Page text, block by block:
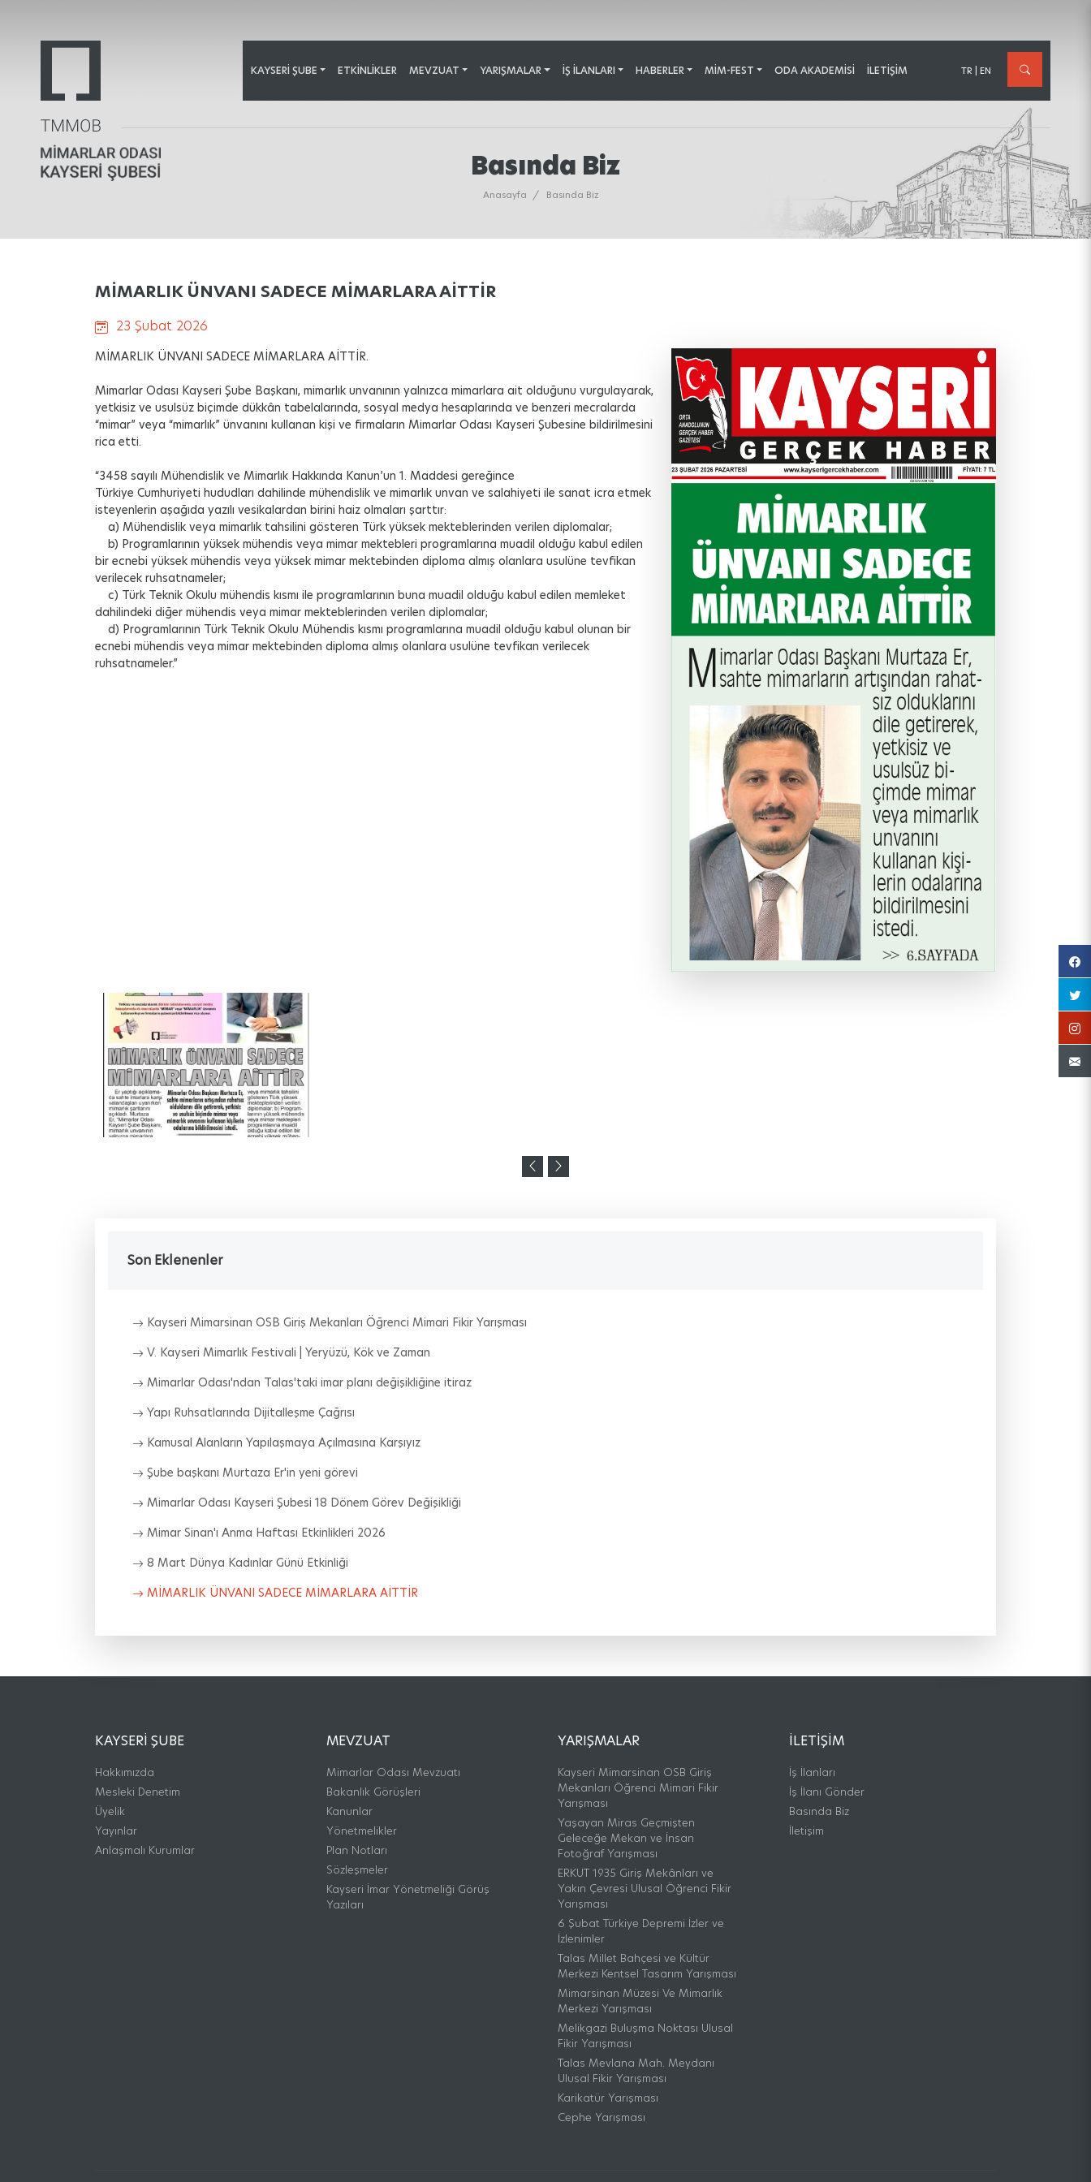
KAYSERI ŞUBE ETKINLIKLER MEVZUAT YARIŞMALAR İŞ İLANLARI HABERLER MİM-FEST ODA AKADEMİSİ İLETIŞIM TR EN
Basında Biz
Anasayfa / Basında Biz
MİMARLIK ÜNVANI SADECE MİMARLARA AİTTİR
23 Şubat 2026
MİMARLIK ÜNVANI SADECE MİMARLARA AİTTİR.
Mimarlar Odası Kayseri Şube Başkanı, mimarlık unvanının yalnızca mimarlara ait olduğunu vurgulayarak,
yetkisiz ve usulsüz biçimde dükkân tabelalarında, sosyal medya hesaplarında ve benzeri mecralarda
“mimar” veya “mimarlık” ünvanını kullanan kişi ve firmaların Mimarlar Odası Kayseri Şubesine bildirilmesini
rica etti.
“3458 sayılı Mühendislik ve Mimarlık Hakkında Kanun’un 1. Maddesi gereğince
Türkiye Cumhuriyeti hududları dahilinde mühendislik ve mimarlık unvan ve salahiyeti ile sanat icra etmek
isteyenlerin aşağıda yazılı vesikalardan birini haiz olmaları şarttır:
a) Mühendislik veya mimarlık tahsilini gösteren Türk yüksek mekteblerinden verilen diplomalar;
b) Programlarının yüksek mühendis veya mimar mektebleri programlarına muadil olduğu kabul edilen
bir ecnebi yüksek mühendis veya yüksek mimar mektebinden diploma almış olanlara usulüne tevfikan
verilecek ruhsatnameler;
c) Türk Teknik Okulu mühendis kısmı ile programlarının buna muadil olduğu kabul edilen memleket
dahilindeki diğer mühendis veya mimar mekteblerinden verilen diplomalar;
d) Programlarının Türk Teknik Okulu Mühendis kısmı programlarına muadil olduğu kabul olunan bir
ecnebi mühendis veya mimar mektebinden diploma almış olanlara usulüne tevfikan verilecek
ruhsatnameler.”
Son Eklenenler
Kayseri Mimarsinan OSB Giriş Mekanları Öğrenci Mimari Fikir Yarışması
V. Kayseri Mimarlık Festivali | Yeryüzü, Kök ve Zaman
Mimarlar Odası'ndan Talas'taki imar planı değişikliğine itiraz
Yapı Ruhsatlarında Dijitalleşme Çağrısı
Kamusal Alanların Yapılaşmaya Açılmasına Karşıyız
Şube başkanı Murtaza Er'in yeni görevi
Mimarlar Odası Kayseri Şubesi 18 Dönem Görev Değişikliği
Mimar Sinan'ı Anma Haftası Etkinlikleri 2026
8 Mart Dünya Kadınlar Günü Etkinliği
MİMARLIK ÜNVANI SADECE MİMARLARA AİTTİR
KAYSERI ŞUBE
Hakkımızda
Mesleki Denetim
Üyelik
Yayınlar
Anlaşmalı Kurumlar
MEVZUAT
Mimarlar Odası Mevzuatı
Bakanlık Görüşleri
Kanunlar
Yönetmelikler
Plan Notları
Sözleşmeler
Kayseri İmar Yönetmeliği Görüş
Yazıları
YARIŞMALAR
Kayseri Mimarsinan OSB Giriş
Mekanları Öğrenci Mimari Fikir
Yarışması
Yaşayan Miras Geçmişten
Geleceğe Mekan ve İnsan
Fotoğraf Yarışması
ERKUT 1935 Giriş Mekânları ve
Yakın Çevresi Ulusal Öğrenci Fikir
Yarışması
6 Şubat Türkiye Depremi İzler ve
İzlenimler
Talas Millet Bahçesi ve Kültür
Merkezi Kentsel Tasarım Yarışması
Mimarsinan Müzesi Ve Mimarlık
Merkezi Yarışması
Melikgazi Buluşma Noktası Ulusal
Fikir Yarışması
Talas Mevlana Mah. Meydanı
Ulusal Fikir Yarışması
Karikatür Yarışması
Cephe Yarışması
İLETIŞIM
İş İlanları
İş İlanı Gönder
Basında Biz
İletişim